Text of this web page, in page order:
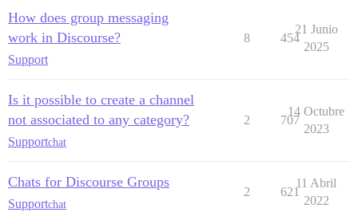
How does group messaging
work in Discourse?
Support
8 454
21 Junio
2025
Is it possible to create a channel
not associated to any category?
Supportchat
2 707
14 Octubre
2023
Chats for Discourse Groups
Supportchat
2 621
11 Abril
2022